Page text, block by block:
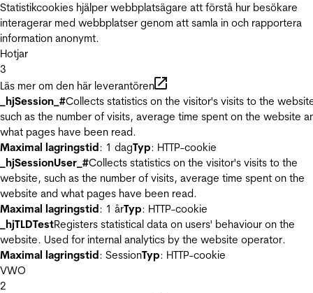
Statistikcookies hjälper webbplatsägare att förstå hur besökare
interagerar med webbplatser genom att samla in och rapportera
information anonymt.
Hotjar
3
Läs mer om den här leverantören
_hjSession_#Collects statistics on the visitor's visits to the
such as the number of visits, average time spent on the website
what pages have been read.
Maximal lagringstid: 1 dagTyp: HTTP-cookie
_hjSessionUser_#Collects statistics on the visitor's visits to the
website, such as the number of visits, average time spent on the
website and what pages have been read.
Maximal lagringstid: 1 årTyp: HTTP-cookie
_hjTLDTestRegisters statistical data on users' behaviour on the
website. Used for internal analytics by the website operator.
Maximal lagringstid: SessionTyp: HTTP-cookie
VWO
2